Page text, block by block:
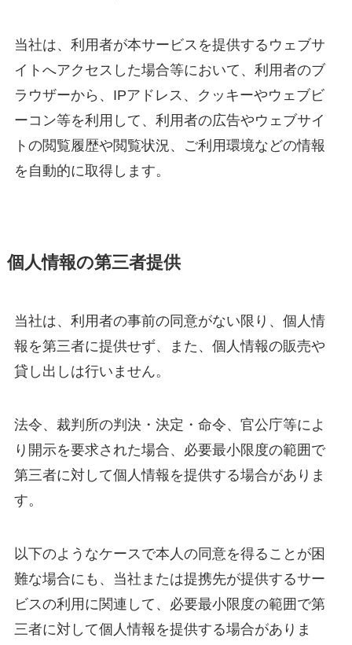
当社は、利用者が本サービスを提供するウェブサ
イトへアクセスした場合等において、利用者のブ
ラウザーから、IPアドレス、クッキーやウェブビ
ーコン等を利用して、利用者の広告やウェブサイ
トの閲覧履歴や閲覧状況、ご利用環境などの情報
を自動的に取得します。
個人情報の第三者提供
当社は、利用者の事前の同意がない限り、個人情
報を第三者に提供せず、また、個人情報の販売や
貸し出しは行いません。
法令、裁判所の判決・決定・命令、官公庁等によ
り開示を要求された場合、必要最小限度の範囲で
第三者に対して個人情報を提供する場合がありま
す。
以下のようなケースで本人の同意を得ることが困
難な場合にも、当社または提携先が提供するサー
ビスの利用に関連して、必要最小限度の範囲で第
三者に対して個人情報を提供する場合がありま